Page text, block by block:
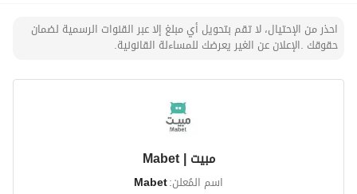
اشراف الراعي.
احذر من الإحتيال، لا تقم بتحويل أي مبلغ إلا عبر القنوات الرسمية لضمان
حقوقك .الإعلان عن الغير يعرضك للمساءلة القانونية.
مبيت | Mabet
اسم المُعلن:Mabet